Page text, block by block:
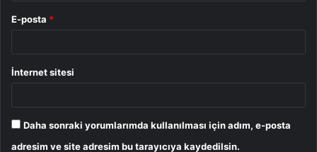
E-posta *
İnternet sitesi
Daha sonraki yorumlarımda kullanılması için adım, e-posta
adresim ve site adresim bu tarayıcıya kaydedilsin.